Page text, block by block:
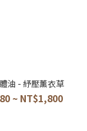
油 - 紓壓薰衣草
~ NT$1,800